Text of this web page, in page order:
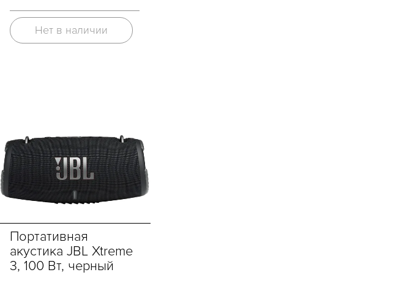
Нет в наличии
Портативная
акустика JBL Xtreme
3, 100 Вт, черный